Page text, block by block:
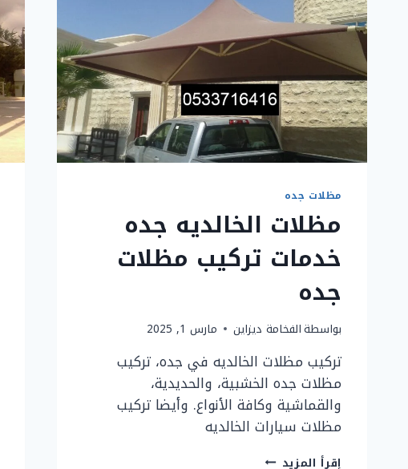
مظلات
وسواتر
جده
مظلات جده
مظلات الخالديه جده
خدمات تركيب مظلات
جده
بواسطةالفخامة ديزاين مارس 1, 2025
تركيب مظلات الخالديه في جده، تركيب
مظلات جده الخشبية، والحديدية،
والقماشية وكافة الأنواع. وأيضا تركيب
مظلات سيارات الخالديه
إقرأ المزيد مظلات